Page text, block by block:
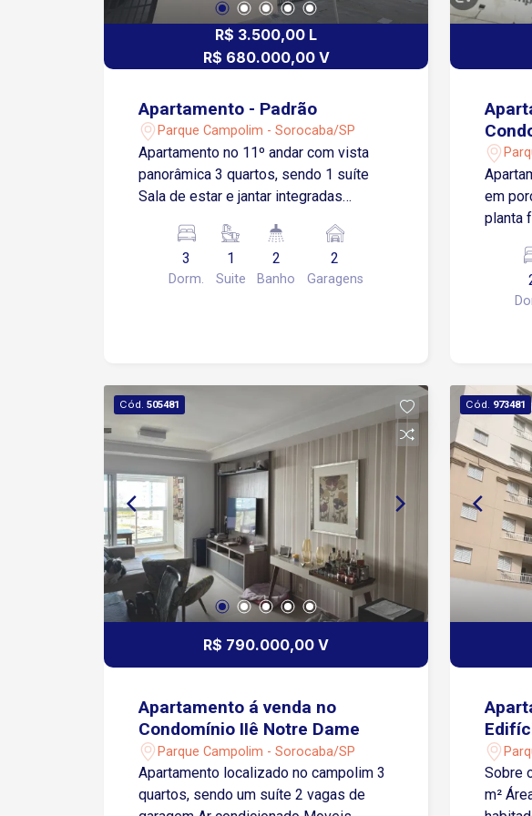
R$ 3.500,00 L
R$ 680.000,00 V
Apartamento - Padrão
Parque Campolim - Sorocaba/SP
Apartamento no 11º andar com vista
panorâmica 3 quartos, sendo 1 suíte
Sala de estar e jantar integradas
vagas de garagem Localização
privilegiada no Campolim Próximo aos
melhores comércios, serviços,
Avenida 31 de Março Localizado em
frente ao Shopping Iguatemi Esplanada,
oferece conveniência, mobilidade e
acesso rápido a uma ampla variedade
de comércios e serviços Condomínio
conta com: Portaria 24 horas Piscina
Academia Salão de festas Quadra
poliesportiva Será concluído a
instalação do piso nos dormitórios, a
pintura e os serviços elétricos.
3
Dorm.
1
Suite
2
Banho
2
Garagens
em
planta
1
zona
imóvel
Cód. 505481
R$ 790.000,00 V
Apartamento á venda no
Condomínio IIê Notre Dame
Parque Campolim - Sorocaba/SP
Apartamento localizado no campolim 3
quartos, sendo um suíte 2 vagas de
Cód. 973481
Sobre
m²